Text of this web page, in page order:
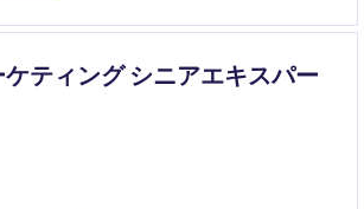
ティング シニアエキスパー